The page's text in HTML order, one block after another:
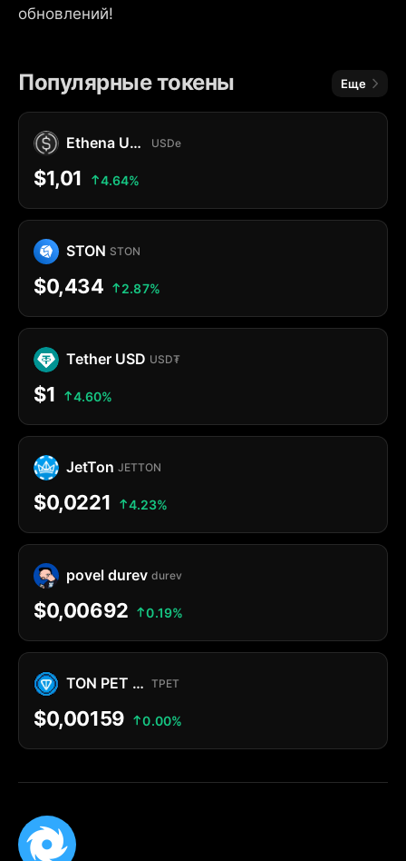
обновлений!
Популярные токены Еще
Ethena USDe USDe
$1,01 4.64%
STON STON
$0,434 2.87%
Tether USD USD₮
$1 4.60%
JetTon JETTON
$0,0221 4.23%
povel durev durev
$0,00692 0.19%
TON PET MEMECOIN TPET
$0,00159 0.00%